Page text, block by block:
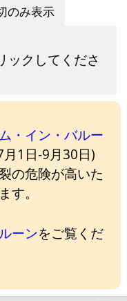
のみ表示
ックしてくださ
・イン・バルー
1日-9月30日)
の危険が高いた
す。
ーンをご覧くだ